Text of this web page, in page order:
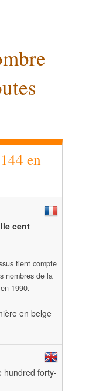
en
cent
tient compte
nombres de la
1990.
en belge
hundred forty-